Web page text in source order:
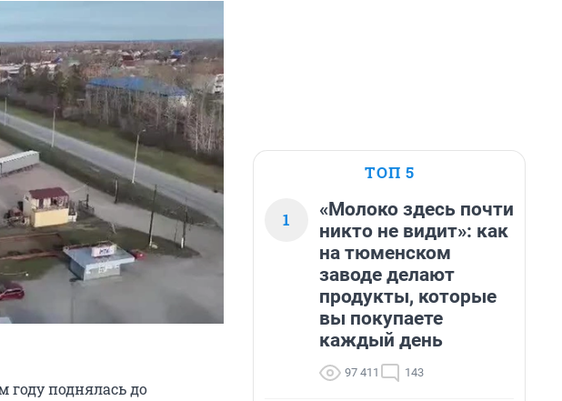
году поднялась до
ТОП 5
1
«Молоко здесь почти
никто не видит»: как
на тюменском
заводе делают
продукты, которые
вы покупаете
каждый день
97 411 143